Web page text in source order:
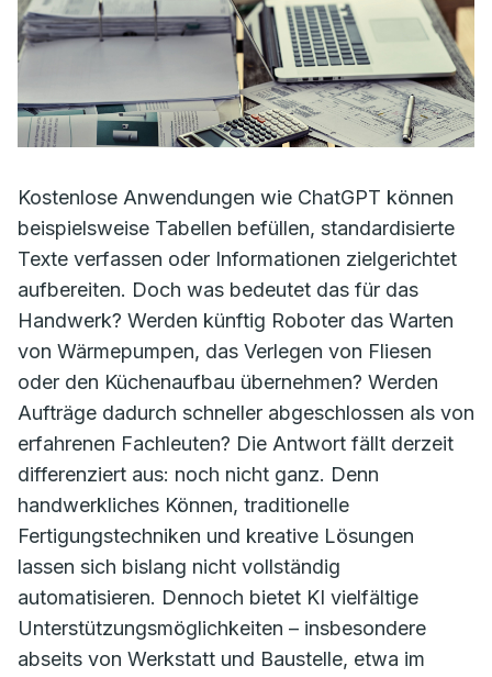
Kostenlose Anwendungen wie ChatGPT können
beispielsweise Tabellen befüllen, standardisierte
Texte verfassen oder Informationen zielgerichtet
aufbereiten. Doch was bedeutet das für das
Handwerk? Werden künftig Roboter das Warten
von Wärmepumpen, das Verlegen von Fliesen
oder den Küchenaufbau übernehmen? Werden
Aufträge dadurch schneller abgeschlossen als von
erfahrenen Fachleuten? Die Antwort fällt derzeit
differenziert aus: noch nicht ganz. Denn
handwerkliches Können, traditionelle
Fertigungstechniken und kreative Lösungen
lassen sich bislang nicht vollständig
automatisieren. Dennoch bietet KI vielfältige
Unterstützungsmöglichkeiten – insbesondere
abseits von Werkstatt und Baustelle, etwa im